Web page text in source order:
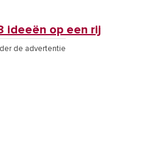
ideeën op een rij
de advertentie